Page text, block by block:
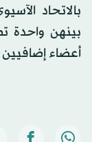
أعضاء إضافيين